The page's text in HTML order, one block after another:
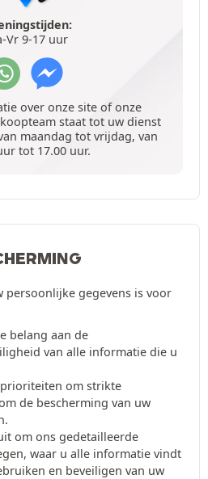
Vr 9-17 uur
over onze site of onze
staat tot uw dienst
maandag tot vrijdag, van
tot 17.00 uur.
persoonlijke gegevens is voor
belang aan de
van alle informatie die u
om strikte
de bescherming van uw
om ons gedetailleerde
waar u alle informatie vindt
en beveiligen van uw